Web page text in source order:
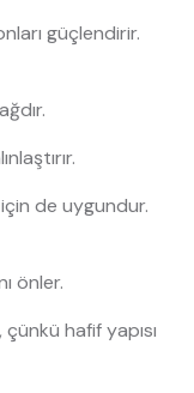
güçlendirir.
için de uygundur.
önler.
çünkü hafif yapısı